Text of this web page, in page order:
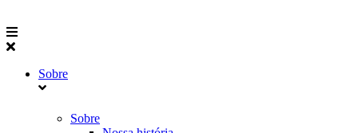
Sobre
Sobre